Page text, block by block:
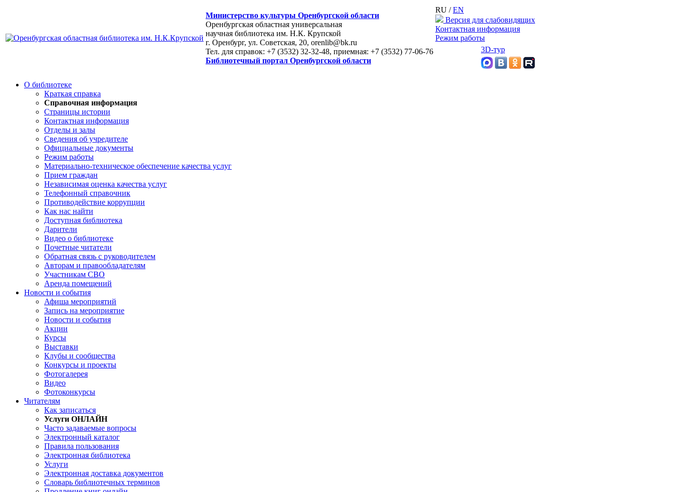
Министерство культуры Оренбургской области
Оренбургская областная универсальная
научная библиотека им. Н.К. Крупской
г. Оренбург, ул. Советская, 20, orenlib@bk.ru
Тел. для справок: +7 (3532) 32-32-48, приемная: +7 (3532) 77-06-76
Библиотечный портал Оренбургской области
RU /EN
Версия для слабовидящих
Контактная информация
Режим работы
3D-тур
О библиотеке
Краткая справка
Справочная информация
Страницы истории
Контактная информация
Отделы и залы
Сведения об учредителе
Официальные документы
Режим работы
Материально-техническое обеспечение качества услуг
Прием граждан
Независимая оценка качества услуг
Телефонный справочник
Противодействие коррупции
Как нас найти
Доступная библиотека
Дарители
Видео о библиотеке
Почетные читатели
Обратная связь с руководителем
Авторам и правообладателям
Участникам СВО
Аренда помещений
Новости и события
Афиша мероприятий
Запись на мероприятие
Новости и события
Акции
Курсы
Выставки
Клубы и сообщества
Конкурсы и проекты
Фотогалерея
Видео
Фотоконкурсы
Читателям
Как записаться
Услуги ОНЛАЙН
Часто задаваемые вопросы
Электронный каталог
Правила пользования
Электронная библиотека
Услуги
Электронная доставка документов
Словарь библиотечных терминов